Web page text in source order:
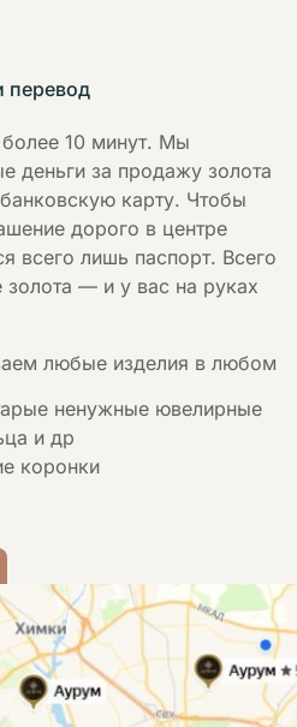
перевод
10 минут. Мы
деньги за продажу золота
карту. Чтобы
дорого в центре
всего лишь паспорт. Всего
золота — и у вас на руках
любые изделия в любом
ненужные ювелирные
и др
коронки